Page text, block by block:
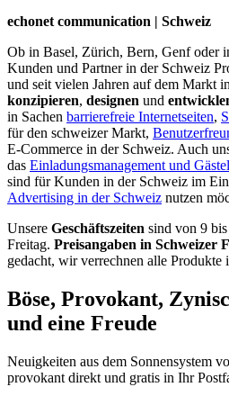
echonet communication | Schweiz
Ob in Basel, Zürich, Bern, Genf oder
Kunden und Partner in der Schweiz
und seit vielen Jahren auf dem Markt
konzipieren, designen und
in Sachen barrierefreie Internetseiten,
für den schweizer Markt,
E-Commerce in der Schweiz. Auch
das Einladungsmanagement und
sind für Kunden in der Schweiz im
Advertising in der Schweiz nutzen
Unsere Geschäftszeiten sind von 9
Freitag. Preisangaben in Schweizer
gedacht, wir verrechnen alle Produkte
Böse, Provokant,
und eine Freude
Neuigkeiten aus dem Sonnensystem
provokant direkt und gratis in Ihr